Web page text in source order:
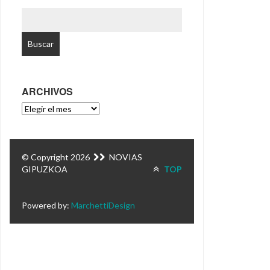
ARCHIVOS
ARCHIVOS
© Copyright 2026
NOVIAS
GIPUZKOA
TOP
Powered by: MarchettiDesign